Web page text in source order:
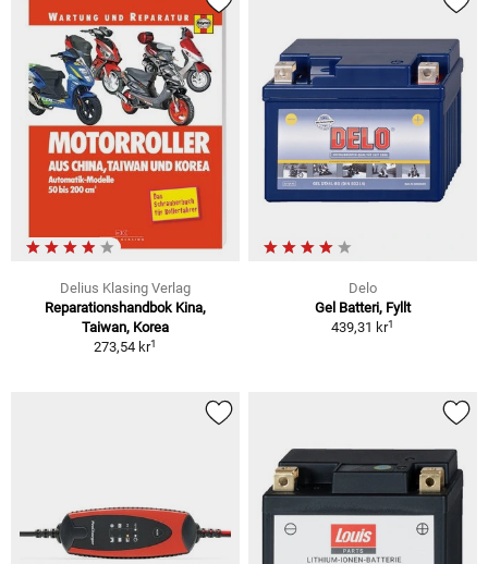
Delius Klasing Verlag
Reparationshandbok Kina,
Taiwan, Korea
273,54 kr1
Delo
Gel Batteri, Fyllt
439,31 kr1